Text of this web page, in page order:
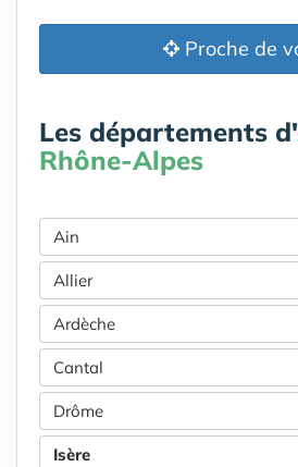
Proche de
Les départements d'
Rhône-Alpes
Ain
Allier
Ardèche
Cantal
Drôme
Isère